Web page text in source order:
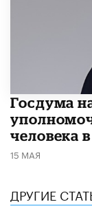
Госдума
человека
15 МАЯ
ДРУГИЕ